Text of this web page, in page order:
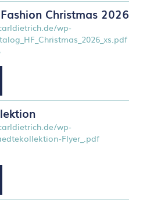
Christmas 2026
wp-
wp-
Flyer_.pdf